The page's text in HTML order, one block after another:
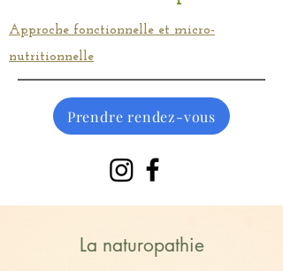
Prendre rendez-vous
Approche fonctionnelle et micro-
nutritionnelle
La naturopathie